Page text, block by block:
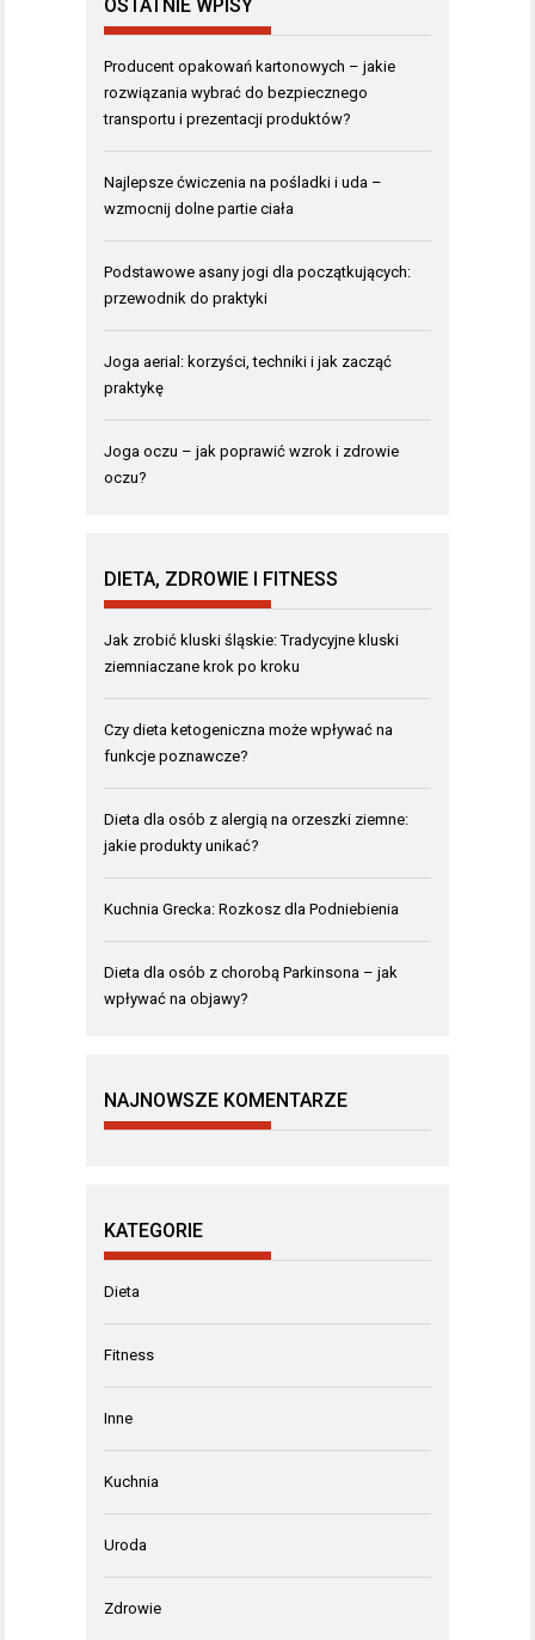
OSTATNIE WPISY
Producent opakowań kartonowych – jakie
rozwiązania wybrać do bezpiecznego
transportu i prezentacji produktów?
Najlepsze ćwiczenia na pośladki i uda –
wzmocnij dolne partie ciała
Podstawowe asany jogi dla początkujących:
przewodnik do praktyki
Joga aerial: korzyści, techniki i jak zacząć
praktykę
Joga oczu – jak poprawić wzrok i zdrowie
oczu?
DIETA, ZDROWIE I FITNESS
Jak zrobić kluski śląskie: Tradycyjne kluski
ziemniaczane krok po kroku
Czy dieta ketogeniczna może wpływać na
funkcje poznawcze?
Dieta dla osób z alergią na orzeszki ziemne:
jakie produkty unikać?
Kuchnia Grecka: Rozkosz dla Podniebienia
Dieta dla osób z chorobą Parkinsona – jak
wpływać na objawy?
NAJNOWSZE KOMENTARZE
KATEGORIE
Dieta
Fitness
Inne
Kuchnia
Uroda
Zdrowie